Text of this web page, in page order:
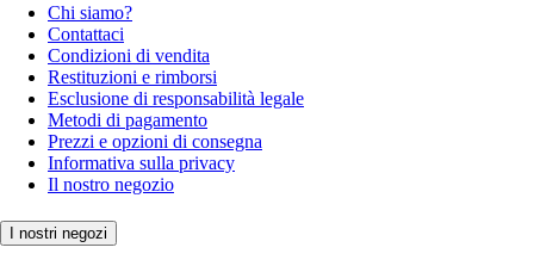
Chi siamo?
Contattaci
Condizioni di vendita
Restituzioni e rimborsi
Esclusione di responsabilità legale
Metodi di pagamento
Prezzi e opzioni di consegna
Informativa sulla privacy
Il nostro negozio
I nostri negozi